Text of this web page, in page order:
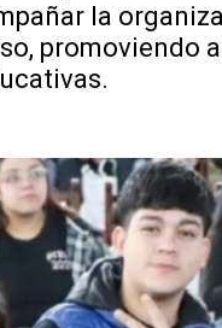
la
promoviendo